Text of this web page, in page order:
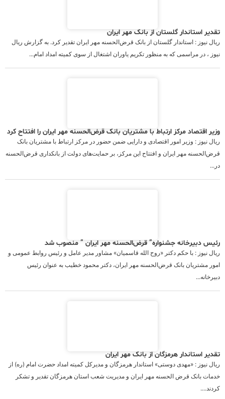
تقدیر استاندار گلستان از بانک مهر ایران
ریال نیوز : استاندار گلستان از بانک قرض‌الحسنه مهر ایران تقدیر کرد. به گزارش ریال
نیوز ، در مراسمی که به منظور تکریم یاوران اشتغال از سوی کمیته امداد امام...
وزیر اقتصاد مرکز ارتباط با مشتریان بانک قرض‌الحسنه مهر ایران را افتتاح کرد
ریال نیوز : وزیر امور اقتصادی و دارایی ضمن حضور در مرکز ارتباط با مشتریان بانک
قرض‌الحسنه مهر ایران و افتتاح این مرکز، بر حمایت‌های دولت از بانکداری قرض‌الحسنه
در...
رئیس دبیرخانه جشنواره” قرض‌الحسنه مهر ایران ” منصوب شد
ریال نیوز : با حکم دکتر «روح الله قاسمیان» مشاور مدیر عامل و رئیس روابط عمومی و
امور مشتریان بانک قرض‌الحسنه مهر ایران، دکتر محمود خطیب به عنوان رئیس
دبیرخانه...
تقدیر استاندار هرمزگان از بانک مهر ایران
ریال نیوز : «مهدی دوستی» استاندار هرمزگان و مدیرکل کمیته امداد حضرت امام (ره) از
خدمات بانک قرض الحسنه مهر ایران و مدیریت شعب استان هرمزگان تقدیر و تشکر
کردند....